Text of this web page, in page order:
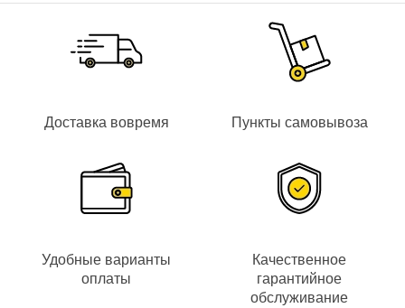
Доставка вовремя Пункты самовывоза
Удобные варианты
оплаты
Качественное
гарантийное
обслуживание